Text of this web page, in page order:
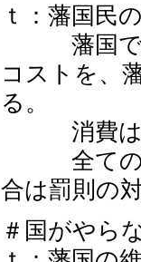
ｔ：藩国民
藩国で、
コストを、
る。
消費は正
全ての消
合は罰則の
＃国がやら